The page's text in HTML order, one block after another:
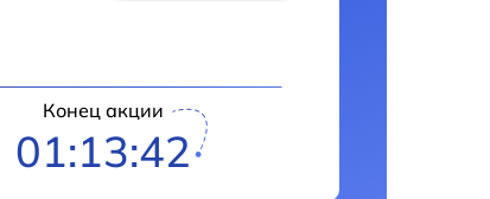
Конец акции
01:13:42